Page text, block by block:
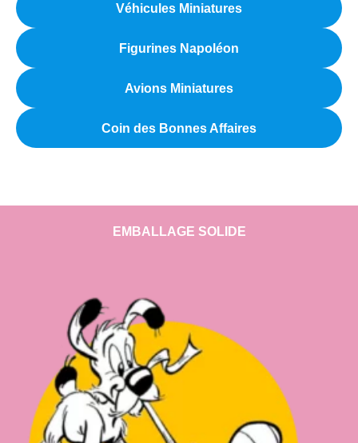
Véhicules Miniatures
Figurines Napoléon
Avions Miniatures
Coin des Bonnes Affaires
EMBALLAGE SOLIDE